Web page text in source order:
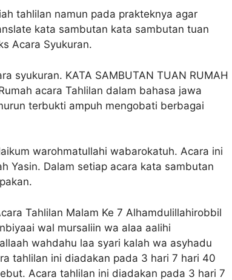
tahlilan namun pada prakteknya agar
kata sambutan kata sambutan tuan
Acara Syukuran.
syukuran. KATA SAMBUTAN TUAN RUMAH
acara Tahlilan dalam bahasa jawa
terbukti ampuh mengobati berbagai
warohmatullahi wabarokatuh. Acara ini
Yasin. Dalam setiap acara kata sambutan
Tahlilan Malam Ke 7 Alhamdulillahirobbil
wal mursaliin wa alaa aalihi
wahdahu laa syari kalah wa asyhadu
tahlilan ini diadakan pada 3 hari 7 hari 40
Acara tahlilan ini diadakan pada 3 hari 7